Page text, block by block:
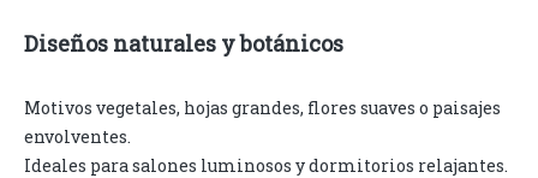
Diseños naturales y botánicos
Motivos vegetales, hojas grandes, flores suaves o paisajes
envolventes.
Ideales para salones luminosos y dormitorios relajantes.